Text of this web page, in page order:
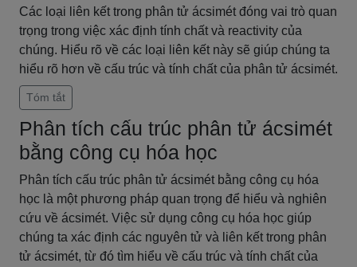
Các loại liên kết trong phân tử ácsimét đóng vai trò quan
trọng trong việc xác định tính chất và reactivity của
chúng. Hiểu rõ về các loại liên kết này sẽ giúp chúng ta
hiểu rõ hơn về cấu trúc và tính chất của phân tử ácsimét.
Tóm tắt
Phân tích cấu trúc phân tử ácsimét
bằng công cụ hóa học
Phân tích cấu trúc phân tử ácsimét bằng công cụ hóa
học là một phương pháp quan trọng để hiểu và nghiên
cứu về ácsimét. Việc sử dụng công cụ hóa học giúp
chúng ta xác định các nguyên tử và liên kết trong phân
tử ácsimét, từ đó tìm hiểu về cấu trúc và tính chất của